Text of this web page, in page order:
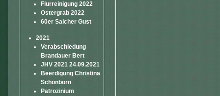
Flurreinigung 2022
Ostergrab 2022
60er Salcher Gust
2021
Verabschiedung
Brandauer Bert
JHV 2021 24.09.2021
Beerdigung Christina
Schönborn
Patrozinium